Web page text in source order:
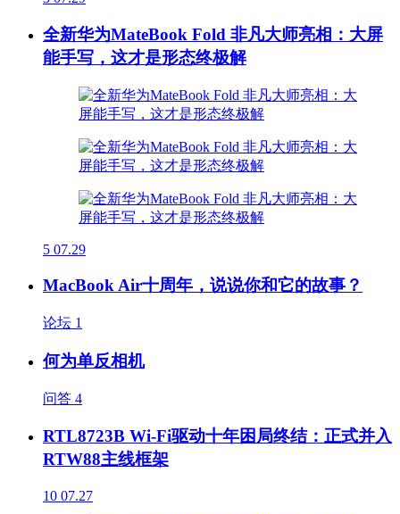
全新华为MateBook Fold 非凡大师亮相：大屏
能手写，这才是形态终极解
5 07.29
MacBook Air十周年，说说你和它的故事？
论坛 1
何为单反相机
问答 4
RTL8723B Wi-Fi驱动十年困局终结：正式并入
RTW88主线框架
10 07.27